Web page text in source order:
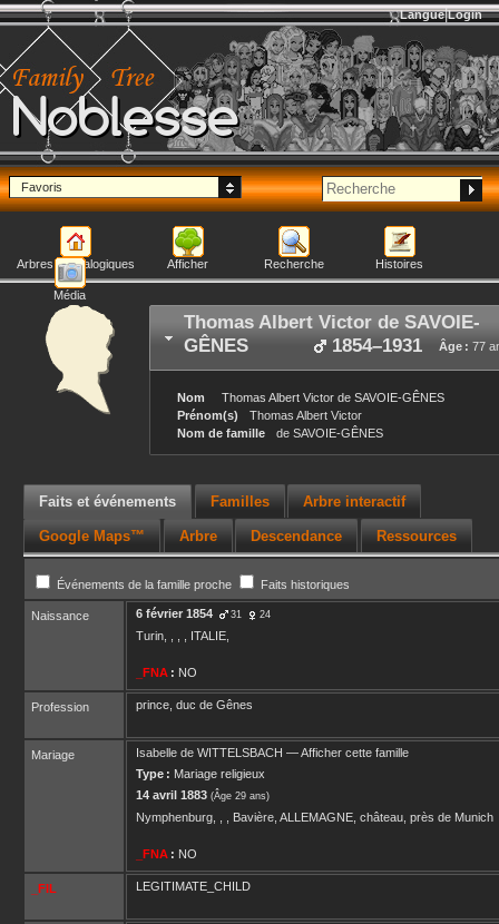
Noblesse
Langue Login
Favoris
Arbres généalogiques Afficher Recherche Histoires
Média
Thomas Albert Victor de SAVOIE-
GÊNES
Âge : 77
1854–1931
Nom Thomas Albert Victor de SAVOIE-GÊNES
Prénom(s)
Thomas Albert Victor
Nom de famille
de SAVOIE-GÊNES
Faits et événements Familles Arbre interactif
Google Maps™ Arbre Descendance Ressources
Événements de la famille proche Faits historiques
Naissance 6 février 1854 31 24
Turin, , , , ITALIE,
_FNA : NO
Profession prince, duc de Gênes
Mariage Isabelle de WITTELSBACH —Afficher cette famille
Type : Mariage religieux
14 avril 1883 (Âge 29 ans)
Nymphenburg, , , Bavière, ALLEMAGNE, château, près de Munich
_FNA : NO
_FIL LEGITIMATE_CHILD